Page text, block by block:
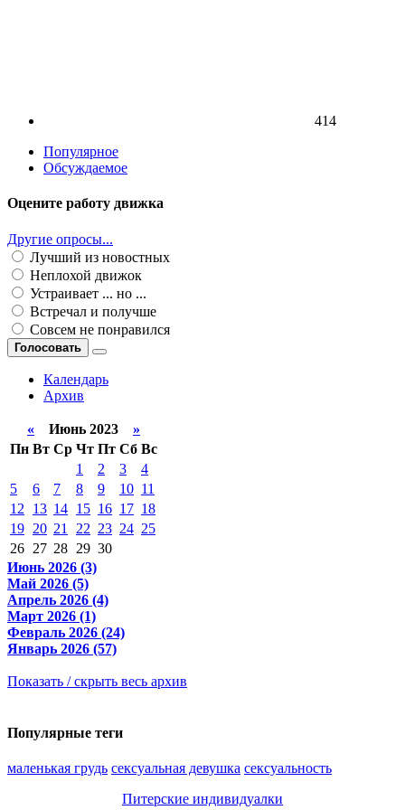
414
Популярное
Обсуждаемое
Оцените работу движка
Другие опросы...
Лучший из новостных
Неплохой движок
Устраивает ... но ...
Встречал и получше
Совсем не понравился
Голосовать
Календарь
Архив
« Июнь 2023 »
Пн Вт Ср Чт Пт Сб Вс
1
2 3
4
5
6 7 8 9 10 11
12
13 14 15 16 17 18
19 20 21 22 23 24 25
26 27 28 29 30
Июнь 2026 (3)
Май 2026 (5)
Апрель 2026 (4)
Март 2026 (1)
Февраль 2026 (24)
Январь 2026 (57)
Показать / скрыть весь архив
Популярные теги
маленькая грудь сексуальная девушка сексуальность
Питерские индивидуалки